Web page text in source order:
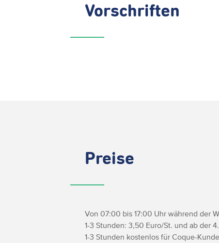
Vorschriften
Preise
Von 07:00 bis 17:00 Uhr während der
1-3 Stunden: 3,50 Euro/St. und ab der
1-3 Stunden kostenlos für Coque-